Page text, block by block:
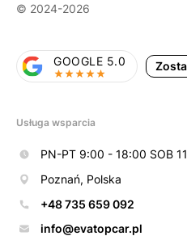
© 2024-2026
GOOGLE 5.0
Usługa wsparcia
PN-PT 9:00 - 18:00 SOB
Poznań, Polska
+48 735 659 092
info@evatopcar.pl